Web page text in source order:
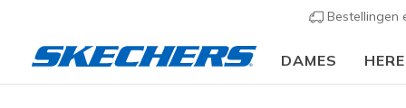
Bestellingen
DAMES